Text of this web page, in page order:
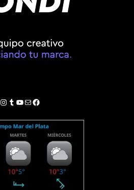
Instagram
Tumblr
YouTube
Correo electrónico
Facebook